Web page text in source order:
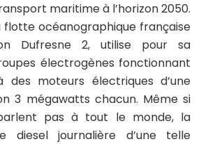
maritime à l’horizon 2050.
flotte océanographique française
Dufresne 2, utilise pour sa
électrogènes fonctionnant
des moteurs électriques d’une
3 mégawatts chacun. Même si
pas à tout le monde, la
diesel journalière d’une telle